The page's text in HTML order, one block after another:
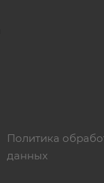
Политика
данных